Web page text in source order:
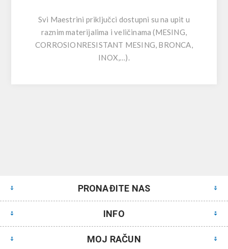
Svi Maestrini priključci dostupni su na upit u
raznim materijalima i veličinama (MESING,
CORROSIONRESISTANT MESING, BRONCA,
INOX,…).
PRONAĐITE NAS
INFO
MOJ RAČUN